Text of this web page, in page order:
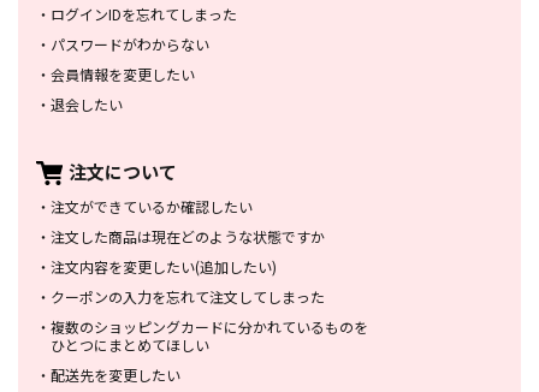
・ ログインIDを忘れてしまった
・ パスワードがわからない
・ 会員情報を変更したい
・ 退会したい
注文について
・ 注文ができているか確認したい
・ 注文した商品は現在どのような状態ですか
・ 注文内容を変更したい(追加したい)
・ クーポンの入力を忘れて注文してしまった
・ 複数のショッピングカードに分かれているものを
ひとつにまとめてほしい
・ 配送先を変更したい